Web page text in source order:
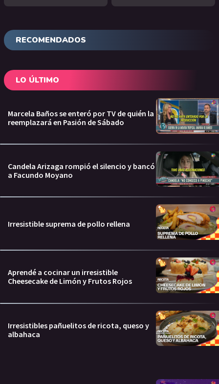
RECOMENDADOS
LO ÚLTIMO
Marcela Baños se enteró por TV de quién la
reemplazará en Pasión de Sábado
Candela Arizaga rompió el silencio y bancó
a Facundo Moyano
Irresistible suprema de pollo rellena
Aprendé a cocinar un irresistible
Cheesecake de Limón y Frutos Rojos
Irresistibles pañuelitos de ricota, queso y
albahaca